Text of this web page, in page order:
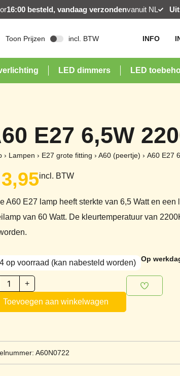
16:00 besteld, vandaag verzondenvanuit NL
Toon Prijzen incl. BTW INFO
LED dimmers LED
E27 6,5W
› Lampen › E27 grote fitting › A60 (peertje) › A60 E27
incl. BTW
A60 E27 lamp heeft sterkte van 6,5 Watt en
van 60 Watt. De kleurtemperatuur van
op voorraad (kan nabesteld worden) Op
+
Toevoegen aan winkelwagen
A60N0722